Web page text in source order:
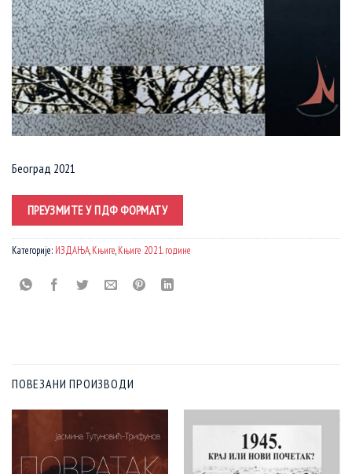
Београд 2021
ПРЕУЗМИТЕ У ПДФ ФОРМАТУ
Категорије: ИЗДАЊА,Књиге,Књиге 2021. године
ПОВЕЗАНИ ПРОИЗВОДИ